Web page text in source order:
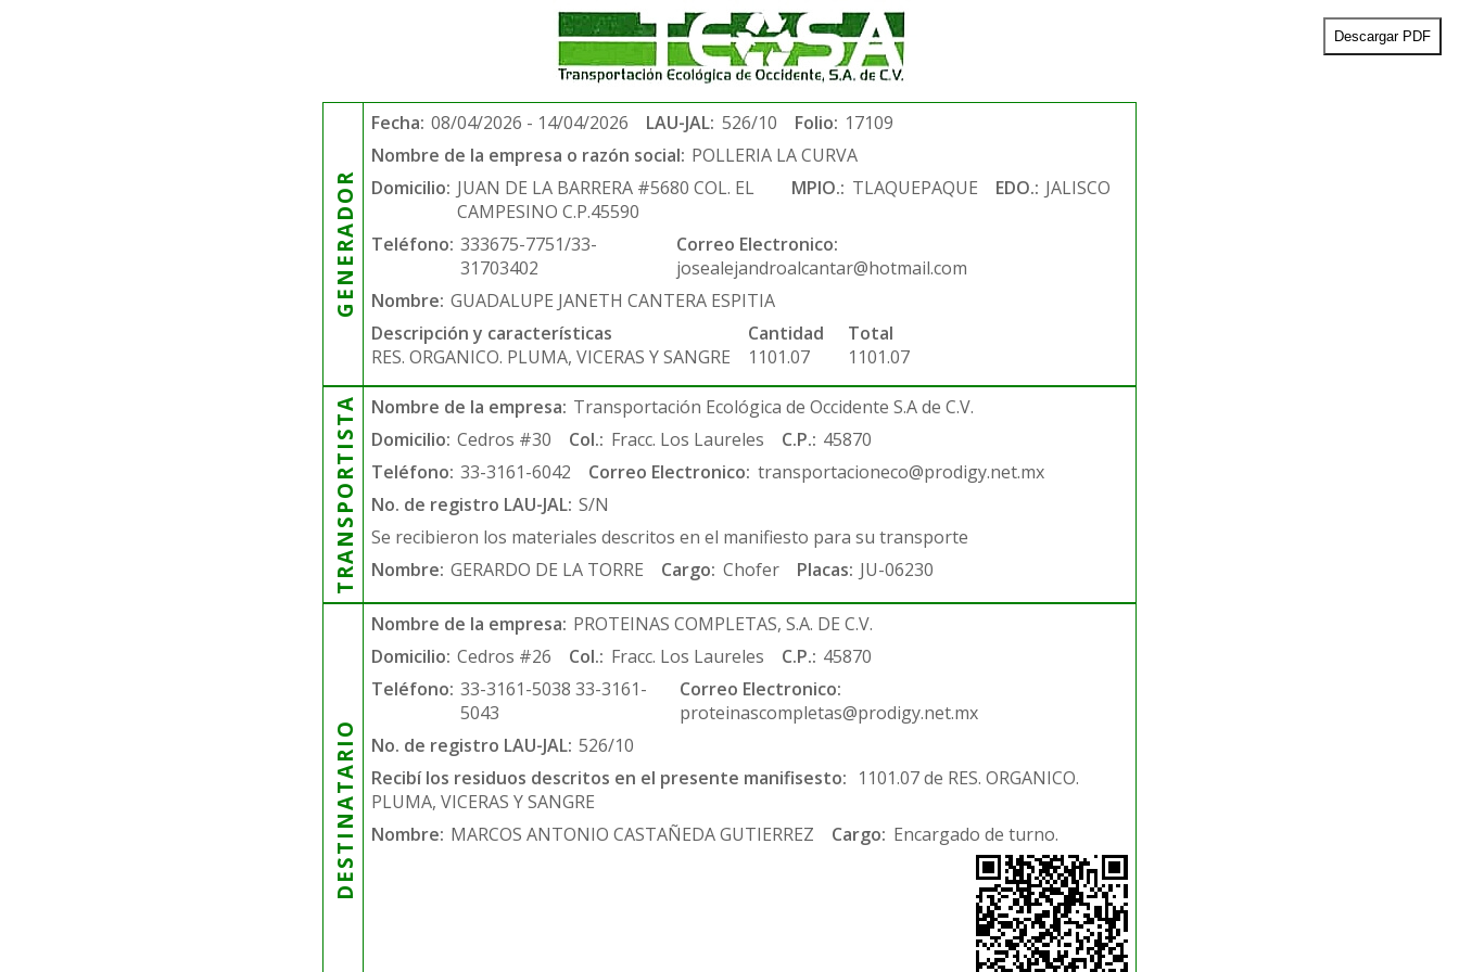
Descargar PDF
GENERADOR
Fecha: 08/04/2026 - 14/04/2026 LAU-JAL: 526/10 Folio: 17109
Nombre de la empresa o razón social: POLLERIA LA CURVA
Domicilio: JUAN DE LA BARRERA #5680 COL. EL
CAMPESINO C.P.45590
MPIO.: TLAQUEPAQUE EDO.: JALISCO
Teléfono: 333675-7751/33-
31703402
Correo Electronico:
josealejandroalcantar@hotmail.com
Nombre: GUADALUPE JANETH CANTERA ESPITIA
Descripción y características
RES. ORGANICO. PLUMA, VICERAS Y SANGRE
Cantidad
1101.07
Total
1101.07
TRANSPORTISTA Nombre de la empresa: Transportación Ecológica de Occidente S.A de C.V.
Domicilio: Cedros #30 Col.: Fracc. Los Laureles C.P.: 45870
Teléfono: 33-3161-6042 Correo Electronico: transportacioneco@prodigy.net.mx
No. de registro LAU-JAL: S/N
Se recibieron los materiales descritos en el manifiesto para su transporte
Nombre: GERARDO DE LA TORRE Cargo: Chofer Placas: JU-06230
DESTINATARIO
Nombre de la empresa: PROTEINAS COMPLETAS, S.A. DE C.V.
Domicilio: Cedros #26 Col.: Fracc. Los Laureles C.P.: 45870
Teléfono: 33-3161-5038 33-3161-
5043
Correo Electronico:
proteinascompletas@prodigy.net.mx
No. de registro LAU-JAL: 526/10
Recibí los residuos descritos en el presente manifisesto: 1101.07 de RES. ORGANICO.
PLUMA, VICERAS Y SANGRE
Nombre: MARCOS ANTONIO CASTAÑEDA GUTIERREZ Cargo: Encargado de turno.